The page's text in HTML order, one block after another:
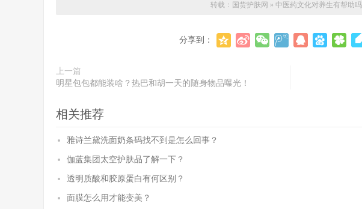
转载： 国货护肤网 » 中医药文化对养生有帮助吗
分享到：
上一篇
明星包包都能装啥？热巴和胡一天的随身物品曝光！
相关推荐
雅诗兰黛洗面奶条码找不到是怎么回事？
伽蓝集团太空护肤品了解一下？
透明质酸和胶原蛋白有何区别？
面膜怎么用才能变美？